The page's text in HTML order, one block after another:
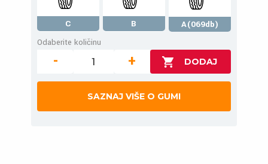
C B
A(069db)
Odaberite količinu
- +
SAZNAJ VIŠE O GUMI